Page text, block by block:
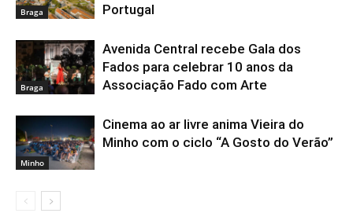
Braga
Portugal
Braga
Avenida Central recebe Gala dos
Fados para celebrar 10 anos da
Associação Fado com Arte
Minho
Cinema ao ar livre anima Vieira do
Minho com o ciclo “A Gosto do Verão”